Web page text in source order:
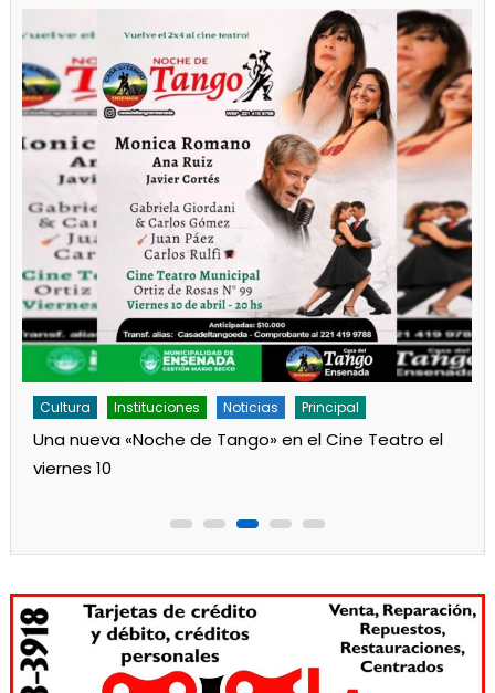
Cultura Noticias Principal
Los jardines de Ensenada iniciaron la salita de 1 año